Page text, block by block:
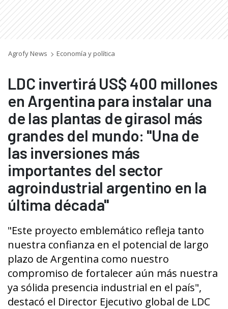
Agrofy News Economía y política
LDC invertirá US$ 400 millones
en Argentina para instalar una
de las plantas de girasol más
grandes del mundo: "Una de
las inversiones más
importantes del sector
agroindustrial argentino en la
última década"
"Este proyecto emblemático refleja tanto
nuestra confianza en el potencial de largo
plazo de Argentina como nuestro
compromiso de fortalecer aún más nuestra
ya sólida presencia industrial en el país",
destacó el Director Ejecutivo global de LDC